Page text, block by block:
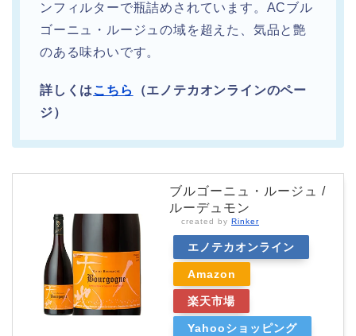
ンフィルターで瓶詰めされています。ACブル
ゴーニュ・ルージュの域を超えた、気品と艶
のある味わいです。
詳しくはこちら
（エノテカオンラインのペー
ジ）
ブルゴーニュ・ルージュ /
ルーデュモン
created by Rinker
エノテカオンライン
Amazon
楽天市場
Yahooショッピング